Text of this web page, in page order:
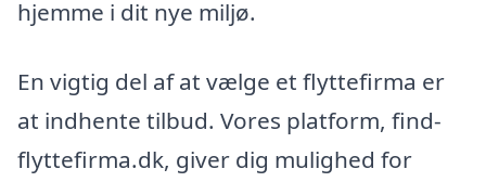
hjemme i dit nye miljø.
En vigtig del af at vælge et flyttefirma er
at indhente tilbud. Vores platform, find-
flyttefirma.dk, giver dig mulighed for